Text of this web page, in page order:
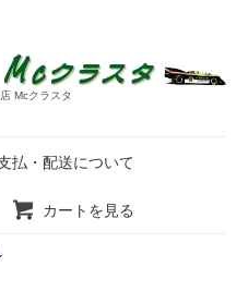
Mcクラスタ
払・配送について
カートを見る